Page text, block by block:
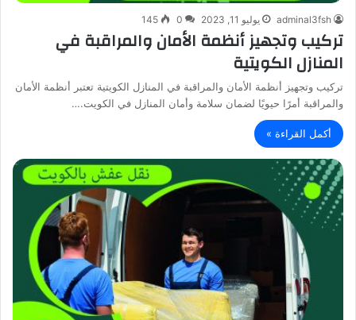
adminal3fsh يوليو 11, 2023 0
145
تركيب وتجهيز أنظمة الأمان والمراقبة في
المنازل الكويتية
تركيب وتجهيز أنظمة الأمان والمراقبة في المنازل الكويتية تعتبر أنظمة الأمان
والمراقبة أمرًا حيويًا لضمان سلامة وأمان المنازل في الكويت.…
أكمل القراءة »